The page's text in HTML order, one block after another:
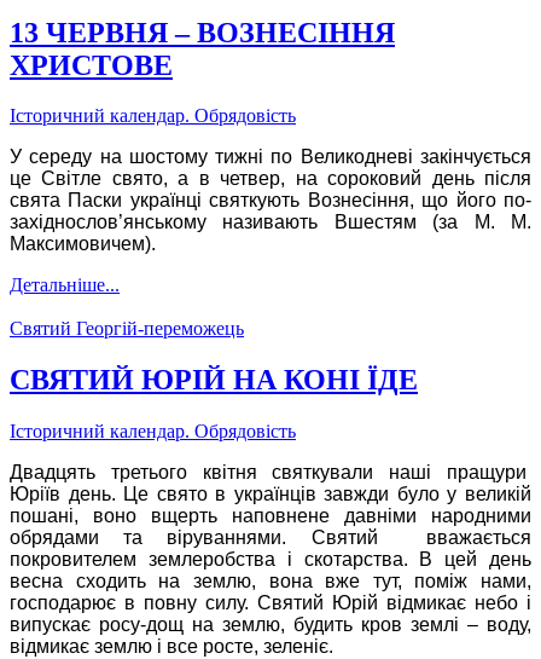
13 ЧЕРВНЯ – ВОЗНЕСІННЯ
ХРИСТОВЕ
Історичний календар. Обрядовість
У середу на шостому тижні по Великодневі закінчується
це Світле свято, а в четвер, на сороковий день після
свята Паски українці святкують Вознесіння, що його по-
західнослов’янському називають Вшестям (за М. М.
Максимовичем).
Детальніше...
Святий Георгій-переможець
СВЯТИЙ ЮРІЙ НА КОНІ ЇДЕ
Історичний календар. Обрядовість
Двадцять третього квітня святкували наші пращури
Юріїв день. Це свято в українців завжди було у великій
пошані, воно вщерть наповнене давніми народними
обрядами та віруваннями. Святий вважається
покровителем землеробства і скотарства. В цей день
весна сходить на землю, вона вже тут, поміж нами,
господарює в повну силу. Святий Юрій відмикає небо і
випускає росу-дощ на землю, будить кров землі – воду,
відмикає землю і все росте, зеленіє.